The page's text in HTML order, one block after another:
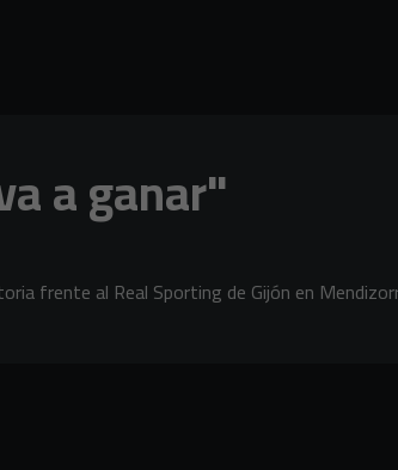
a ganar"
frente al Real Sporting de Gijón en